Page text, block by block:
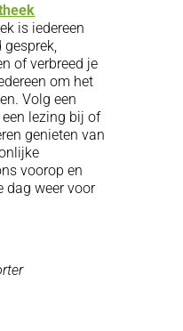
is iedereen
of verbreed je
om het
Volg een
lezing bij of
genieten van
voorop en
dag weer voor